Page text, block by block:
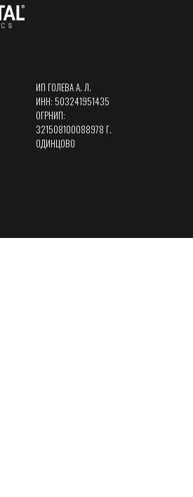
ИП ГОЛЕВА А. Л.
ИНН: 503241951435
ОГРНИП:
321508100088978 Г.
ОДИНЦОВО